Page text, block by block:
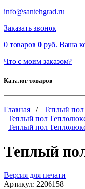
info@santehgrad.ru
Заказать звонок
0 товаров 0 руб. Ваша
Что с моим заказом?
Каталог товаров
Главная / Теплый пол
Теплый пол
Теплый пол
Теплый
Версия для печати
Артикул: 2206158